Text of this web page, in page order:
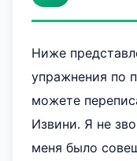
Ниже
упражнения по
можете
Извини. Я не
меня было